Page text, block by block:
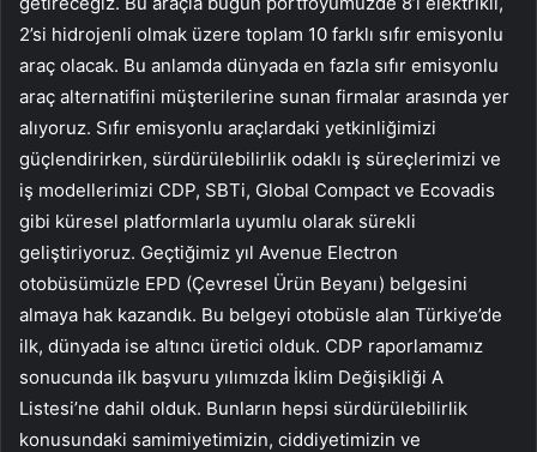
2’si hidrojenli olmak üzere toplam 10 farklı sıfır emisyonlu
araç olacak. Bu anlamda dünyada en fazla sıfır emisyonlu
araç alternatifini müşterilerine sunan firmalar arasında yer
alıyoruz. Sıfır emisyonlu araçlardaki yetkinliğimizi
güçlendirirken, sürdürülebilirlik odaklı iş süreçlerimizi ve
iş modellerimizi CDP, SBTi, Global Compact ve Ecovadis
gibi küresel platformlarla uyumlu olarak sürekli
geliştiriyoruz. Geçtiğimiz yıl Avenue Electron
otobüsümüzle EPD (Çevresel Ürün Beyanı) belgesini
almaya hak kazandık. Bu belgeyi otobüsle alan Türkiye’de
ilk, dünyada ise altıncı üretici olduk. CDP raporlamamız
sonucunda ilk başvuru yılımızda İklim Değişikliği A
Listesi’ne dahil olduk. Bunların hepsi sürdürülebilirlik
konusundaki samimiyetimizin, ciddiyetimizin ve